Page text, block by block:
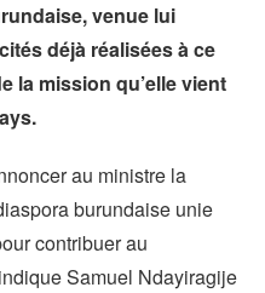
venue lui
déjà réalisées à ce
la mission qu’elle vient
au ministre la
burundaise unie
contribuer au
Samuel Ndayiragije